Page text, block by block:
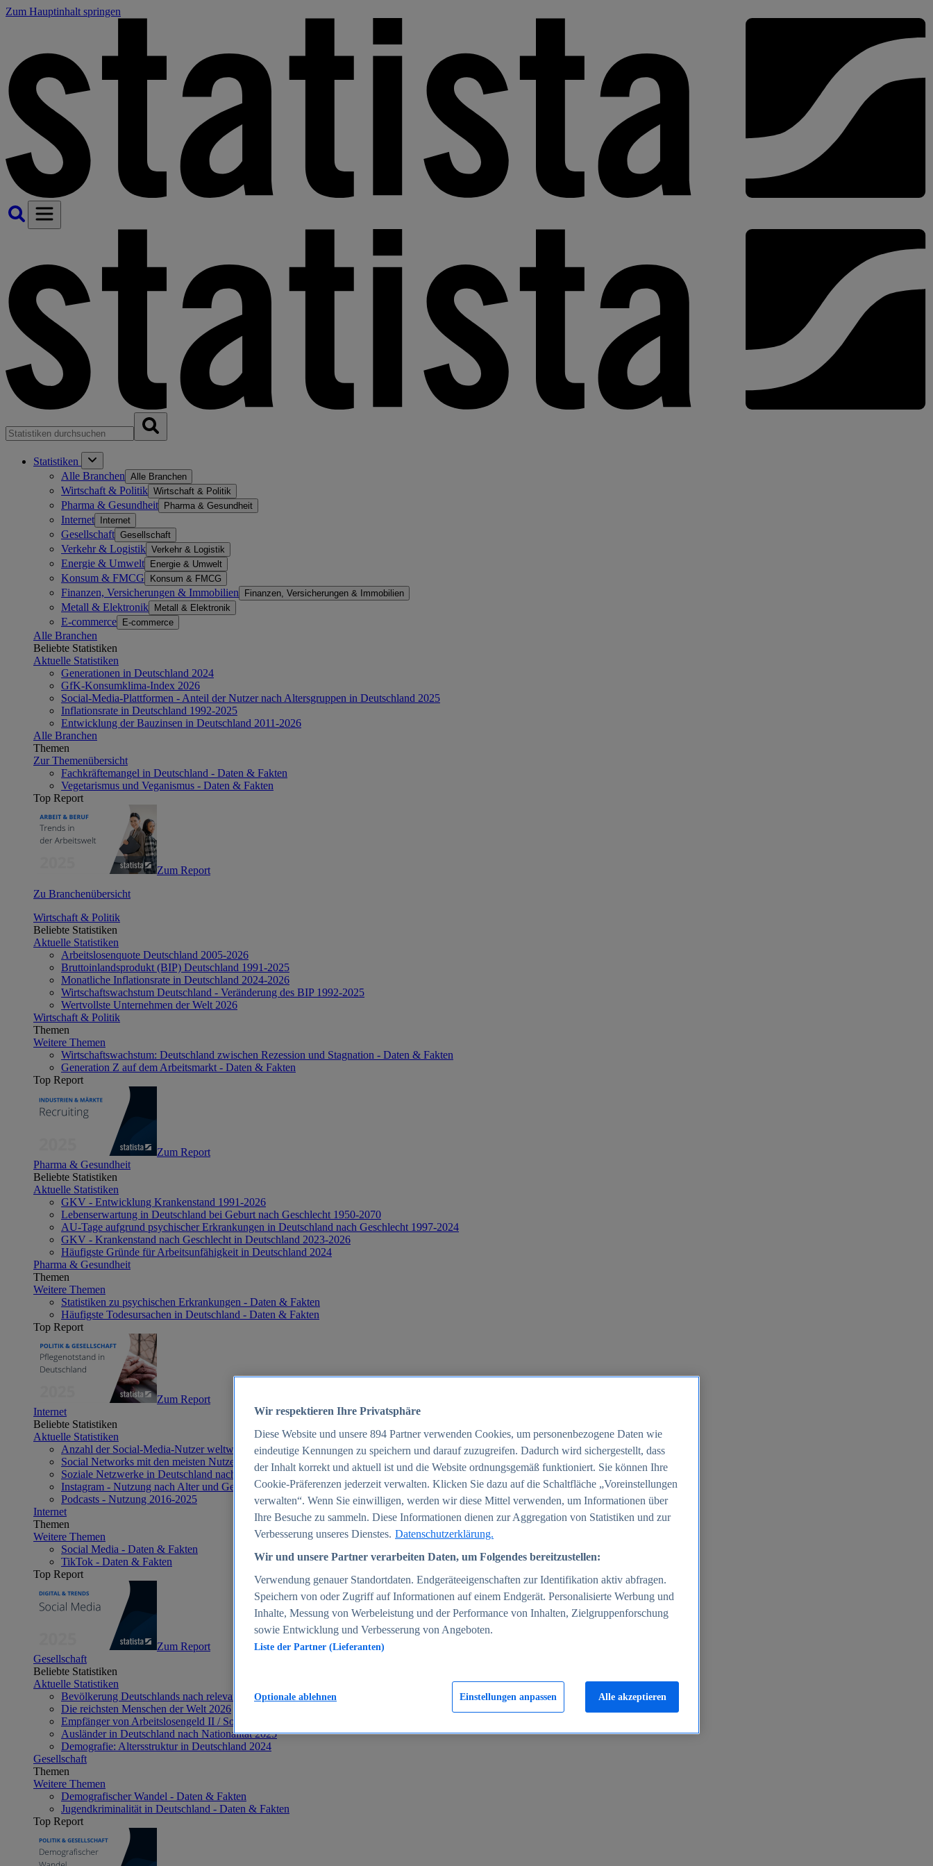
Zum Hauptinhalt springen
Statistiken
Alle Branchen Alle Branchen
Wirtschaft & Politik Wirtschaft & Politik
Pharma & Gesundheit Pharma & Gesundheit
Internet Internet
Gesellschaft Gesellschaft
Verkehr & Logistik Verkehr & Logistik
Energie & Umwelt Energie & Umwelt
Konsum & FMCG Konsum & FMCG
Finanzen, Versicherungen & Immobilien Finanzen, Versicherungen & Immobilien
Metall & Elektronik Metall & Elektronik
E-commerce E-commerce
Alle Branchen
Beliebte Statistiken
Aktuelle Statistiken
Generationen in Deutschland 2024
GfK-Konsumklima-Index 2026
Social-Media-Plattformen - Anteil der Nutzer nach Altersgruppen in Deutschland 2025
Inflationsrate in Deutschland 1992-2025
Entwicklung der Bauzinsen in Deutschland 2011-2026
Alle Branchen
Themen
Zur Themenübersicht
Fachkräftemangel in Deutschland - Daten & Fakten
Vegetarismus und Veganismus - Daten & Fakten
Top Report
Zum Report
Zu Branchenübersicht
Wirtschaft & Politik
Beliebte Statistiken
Aktuelle Statistiken
Arbeitslosenquote Deutschland 2005-2026
Bruttoinlandsprodukt (BIP) Deutschland 1991-2025
Monatliche Inflationsrate in Deutschland 2024-2026
Wirtschaftswachstum Deutschland - Veränderung des BIP 1992-2025
Wertvollste Unternehmen der Welt 2026
Wirtschaft & Politik
Themen
Weitere Themen
Wirtschaftswachstum: Deutschland zwischen Rezession und Stagnation - Daten & Fakten
Generation Z auf dem Arbeitsmarkt - Daten & Fakten
Top Report
Zum Report
Pharma & Gesundheit
Beliebte Statistiken
Aktuelle Statistiken
GKV - Entwicklung Krankenstand 1991-2026
Lebenserwartung in Deutschland bei Geburt nach Geschlecht 1950-2070
AU-Tage aufgrund psychischer Erkrankungen in Deutschland nach Geschlecht 1997-2024
GKV - Krankenstand nach Geschlecht in Deutschland 2023-2026
Häufigste Gründe für Arbeitsunfähigkeit in Deutschland 2024
Pharma & Gesundheit
Themen
Weitere Themen
Statistiken zu psychischen Erkrankungen - Daten & Fakten
Häufigste Todesursachen in Deutschland - Daten & Fakten
Top Report
Zum Report
Internet
Beliebte Statistiken
Aktuelle Statistiken
Anzahl der Social-Media-Nutzer weltweit 2012-2025
Social Networks mit den meisten Nutzern weltweit 2025
Soziale Netzwerke in Deutschland nach Generationen 2025
Instagram - Nutzung nach Alter und Geschlecht in Deutschland 2025
Podcasts - Nutzung 2016-2025
Internet
Themen
Weitere Themen
Social Media - Daten & Fakten
TikTok - Daten & Fakten
Top Report
Zum Report
Gesellschaft
Beliebte Statistiken
Aktuelle Statistiken
Bevölkerung Deutschlands nach relevanten Altersgruppen 2024
Die reichsten Menschen der Welt 2026
Empfänger von Arbeitslosengeld II / Sozialgeld / Bürgergeld in Deutschland 2005-2025
Ausländer in Deutschland nach Nationalität 2025
Demografie: Altersstruktur in Deutschland 2024
Gesellschaft
Themen
Weitere Themen
Demografischer Wandel - Daten & Fakten
Jugendkriminalität in Deutschland - Daten & Fakten
Top Report
Wir respektieren Ihre Privatsphäre
Diese Website und unsere 894 Partner verwenden Cookies, um personenbezogene Daten wie
eindeutige Kennungen zu speichern und darauf zuzugreifen. Dadurch wird sichergestellt, dass
der Inhalt korrekt und aktuell ist und die Website ordnungsgemäß funktioniert. Sie können Ihre
Cookie-Präferenzen jederzeit verwalten. Klicken Sie dazu auf die Schaltfläche „Voreinstellungen
verwalten“. Wenn Sie einwilligen, werden wir diese Mittel verwenden, um Informationen über
Ihre Besuche zu sammeln. Diese Informationen dienen zur Aggregation von Statistiken und zur
Verbesserung unseres Dienstes. Datenschutzerklärung.
Wir und unsere Partner verarbeiten Daten, um Folgendes bereitzustellen:
Verwendung genauer Standortdaten. Endgeräteeigenschaften zur Identifikation aktiv abfragen.
Speichern von oder Zugriff auf Informationen auf einem Endgerät. Personalisierte Werbung und
Inhalte, Messung von Werbeleistung und der Performance von Inhalten, Zielgruppenforschung
sowie Entwicklung und Verbesserung von Angeboten.
Liste der Partner (Lieferanten)
Einstellungen anpassen
Optionale ablehnen Alle akzeptieren